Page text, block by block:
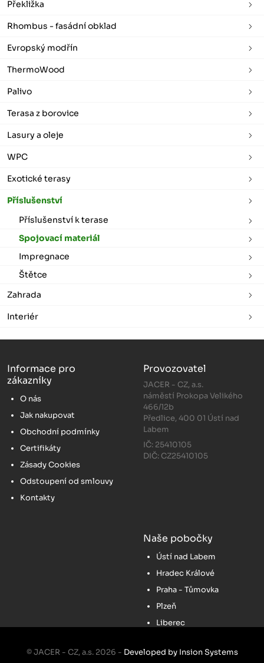
Překližka
Rhombus - fasádní obklad
Evropský modřín
ThermoWood
Palivo
Terasa z borovice
Lasury a oleje
WPC
Exotické terasy
Příslušenství
Příslušenství k terase
Spojovací materiál
Impregnace
Štětce
Zahrada
Interiér
Informace pro
zákazníky
O nás
Jak nakupovat
Obchodní podmínky
Certifikáty
Zásady Cookies
Odstoupení od smlouvy
Kontakty
Provozovatel
JACER - CZ, a.s.
náměstí Prokopa Velikého
466/12b
Předlice, 400 01 Ústí nad
Labem
IČ: 25410105
DIČ: CZ25410105
Naše pobočky
Ústí nad Labem
Hradec Králové
Praha - Tůmovka
Plzeň
Liberec
© JACER - CZ, a.s. 2026 - Developed by Insion Systems